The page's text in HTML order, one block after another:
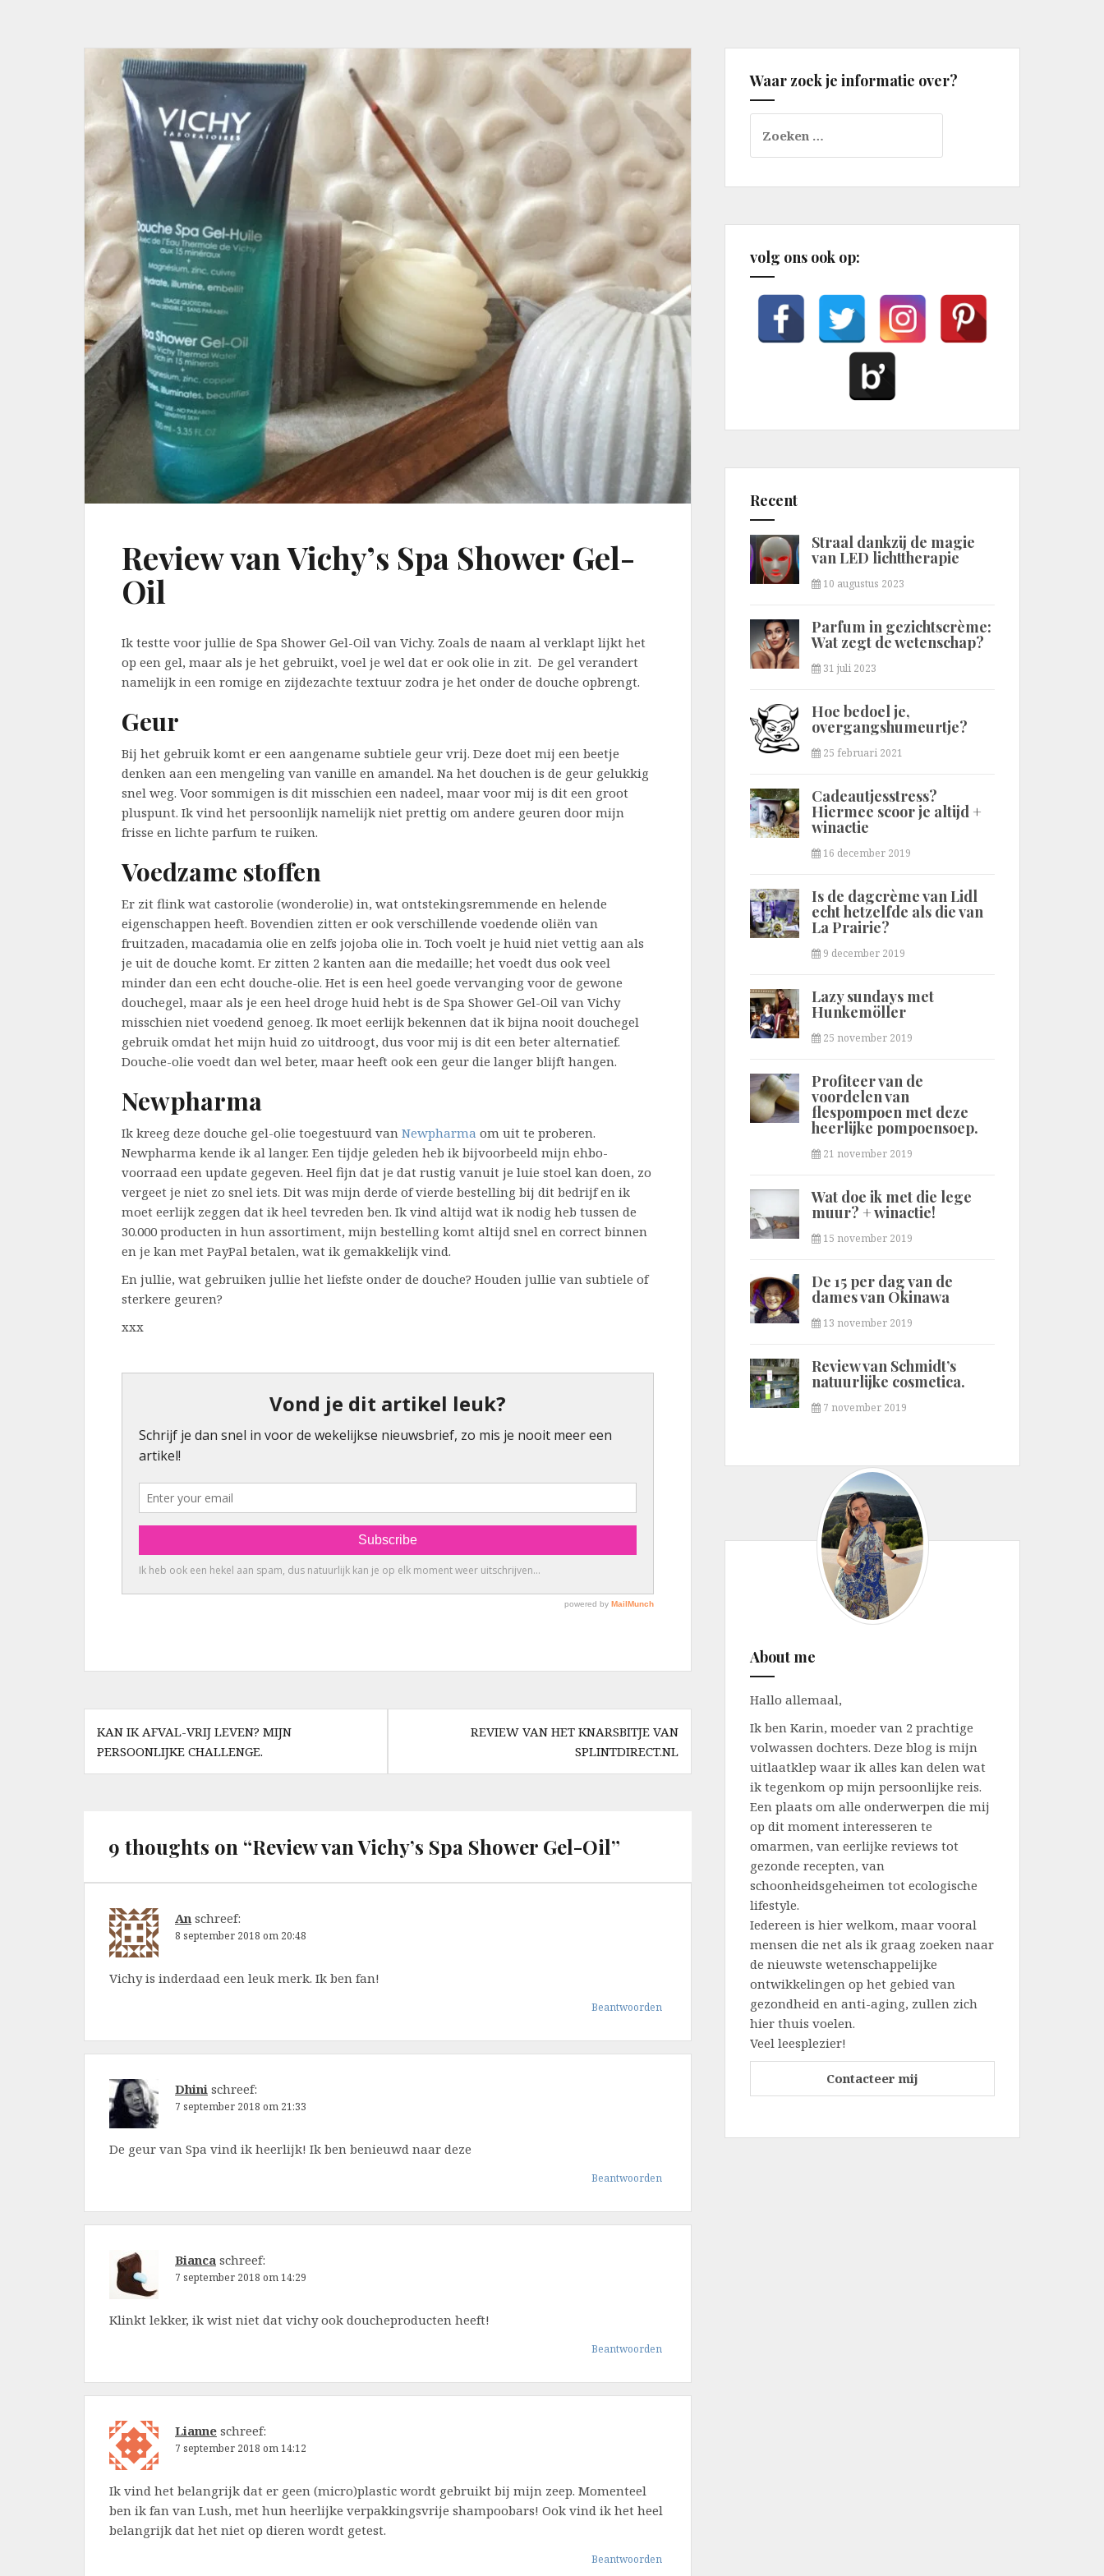
Review van Vichy’s Spa Shower Gel-
Oil
Ik testte voor jullie de Spa Shower Gel-Oil van Vichy. Zoals de naam al verklapt lijkt het
op een gel, maar als je het gebruikt, voel je wel dat er ook olie in zit. De gel verandert
namelijk in een romige en zijdezachte textuur zodra je het onder de douche opbrengt.
Geur
Bij het gebruik komt er een aangename subtiele geur vrij. Deze doet mij een beetje
denken aan een mengeling van vanille en amandel. Na het douchen is de geur gelukkig
snel weg. Voor sommigen is dit misschien een nadeel, maar voor mij is dit een groot
pluspunt. Ik vind het persoonlijk namelijk niet prettig om andere geuren door mijn
frisse en lichte parfum te ruiken.
Voedzame stoffen
Er zit flink wat castorolie (wonderolie) in, wat ontstekingsremmende en helende
eigenschappen heeft. Bovendien zitten er ook verschillende voedende oliën van
fruitzaden, macadamia olie en zelfs jojoba olie in. Toch voelt je huid niet vettig aan als
je uit de douche komt. Er zitten 2 kanten aan die medaille; het voedt dus ook veel
minder dan een echt douche-olie. Het is een heel goede vervanging voor de gewone
douchegel, maar als je een heel droge huid hebt is de Spa Shower Gel-Oil van Vichy
misschien niet voedend genoeg. Ik moet eerlijk bekennen dat ik bijna nooit douchegel
gebruik omdat het mijn huid zo uitdroogt, dus voor mij is dit een beter alternatief.
Douche-olie voedt dan wel beter, maar heeft ook een geur die langer blijft hangen.
Newpharma
Ik kreeg deze douche gel-olie toegestuurd van Newpharma om uit te proberen.
Newpharma kende ik al langer. Een tijdje geleden heb ik bijvoorbeeld mijn ehbo-
voorraad een update gegeven. Heel fijn dat je dat rustig vanuit je luie stoel kan doen, zo
vergeet je niet zo snel iets. Dit was mijn derde of vierde bestelling bij dit bedrijf en ik
moet eerlijk zeggen dat ik heel tevreden ben. Ik vind altijd wat ik nodig heb tussen de
30.000 producten in hun assortiment, mijn bestelling komt altijd snel en correct binnen
en je kan met PayPal betalen, wat ik gemakkelijk vind.
En jullie, wat gebruiken jullie het liefste onder de douche? Houden jullie van subtiele of
sterkere geuren?
xxx
Berichtnavigatie
KAN IK AFVAL-VRIJ LEVEN? MIJN
PERSOONLIJKE CHALLENGE.
REVIEW VAN HET KNARSBITJE VAN
SPLINTDIRECT.NL
9 thoughts on “Review van Vichy’s Spa Shower Gel-Oil”
An schreef:
8 september 2018 om 20:48
Vichy is inderdaad een leuk merk. Ik ben fan!
Beantwoorden
Dhini schreef:
7 september 2018 om 21:33
De geur van Spa vind ik heerlijk! Ik ben benieuwd naar deze
Beantwoorden
Bianca schreef:
7 september 2018 om 14:29
Klinkt lekker, ik wist niet dat vichy ook doucheproducten heeft!
Beantwoorden
Lianne schreef:
7 september 2018 om 14:12
Ik vind het belangrijk dat er geen (micro)plastic wordt gebruikt bij mijn zeep. Momenteel
ben ik fan van Lush, met hun heerlijke verpakkingsvrije shampoobars! Ook vind ik het heel
belangrijk dat het niet op dieren wordt getest.
Beantwoorden
Waar zoek je informatie over?
naar:
volg ons ook op:
Recent
Straal dankzij de magie
van LED lichttherapie
10 augustus 2023
Parfum in gezichtscrème:
Wat zegt de wetenschap?
31 juli 2023
Hoe bedoel je,
overgangshumeurtje?
25 februari 2021
Cadeautjesstress?
Hiermee scoor je altijd +
winactie
16 december 2019
Is de dagcrème van Lidl
echt hetzelfde als die van
La Prairie?
9 december 2019
Lazy sundays met
Hunkemöller
25 november 2019
Profiteer van de
voordelen van
flespompoen met deze
heerlijke pompoensoep.
21 november 2019
Wat doe ik met die lege
muur? + winactie!
15 november 2019
De 15 per dag van de
dames van Okinawa
13 november 2019
Review van Schmidt’s
natuurlijke cosmetica.
7 november 2019
About me
Hallo allemaal,
Ik ben Karin, moeder van 2 prachtige
volwassen dochters. Deze blog is mijn
uitlaatklep waar ik alles kan delen wat
ik tegenkom op mijn persoonlijke reis.
Een plaats om alle onderwerpen die mij
op dit moment interesseren te
omarmen, van eerlijke reviews tot
gezonde recepten, van
schoonheidsgeheimen tot ecologische
lifestyle.
Iedereen is hier welkom, maar vooral
mensen die net als ik graag zoeken naar
de nieuwste wetenschappelijke
ontwikkelingen op het gebied van
gezondheid en anti-aging, zullen zich
hier thuis voelen.
Veel leesplezier!
Contacteer mij